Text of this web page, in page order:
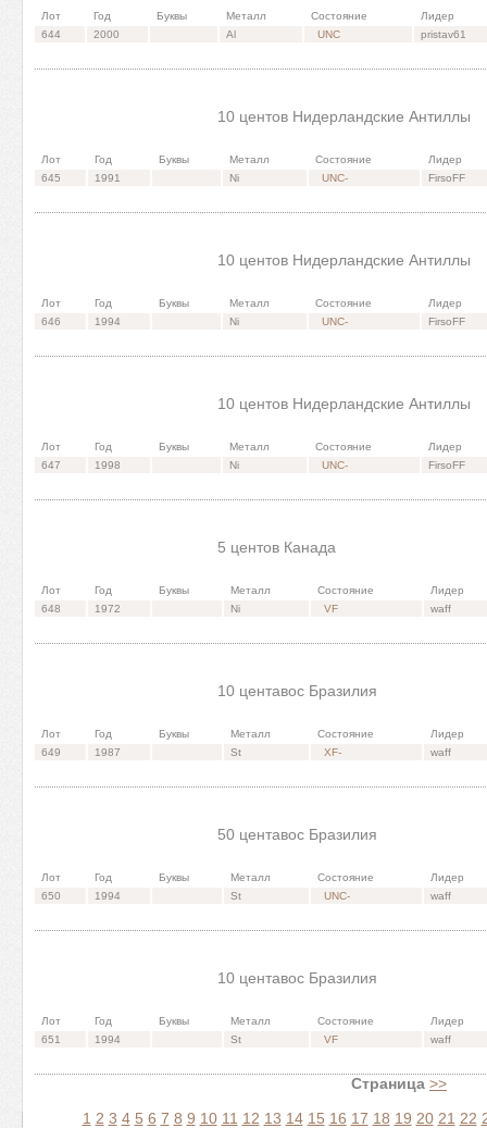
Лот Год Буквы Металл Состояние
Лидер
644
2000 Al UNC pristav61
10 центов Нидерландские Антиллы
Лот Год Буквы Металл Состояние
Лидер
645
1991 Ni UNC- FirsoFF
10 центов Нидерландские Антиллы
Лот Год Буквы Металл Состояние
Лидер
646
1994 Ni UNC- FirsoFF
10 центов Нидерландские Антиллы
Лот Год Буквы Металл Состояние
Лидер
647
1998 Ni UNC- FirsoFF
5 центов Канада
Лот Год Буквы Металл Состояние
Лидер
648
1972 Ni VF waff
10 центавос Бразилия
Лот Год Буквы Металл Состояние
Лидер
649
1987 St XF- waff
50 центавос Бразилия
Лот Год Буквы Металл Состояние
Лидер
650
1994 St UNC- waff
10 центавос Бразилия
Лот Год Буквы Металл Состояние
Лидер
651
1994 St VF waff
Страница >>
1 2 3 4 5 6 7 8 9 10 11 12 13 14 15 16 17 18 19 20 21 22